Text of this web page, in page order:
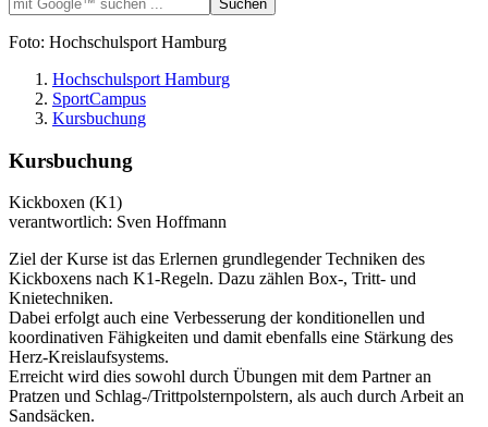
Foto: Hochschulsport Hamburg
Hochschulsport Hamburg
SportCampus
Kursbuchung
Kursbuchung
Kickboxen (K1)
verantwortlich: Sven Hoffmann
Ziel der Kurse ist das Erlernen grundlegender Techniken des
Kickboxens nach K1-Regeln. Dazu zählen Box-, Tritt- und
Knietechniken.
Dabei erfolgt auch eine Verbesserung der konditionellen und
koordinativen Fähigkeiten und damit ebenfalls eine Stärkung des
Herz-Kreislaufsystems.
Erreicht wird dies sowohl durch Übungen mit dem Partner an
Pratzen und Schlag-/Trittpolsternpolstern, als auch durch Arbeit an
Sandsäcken.